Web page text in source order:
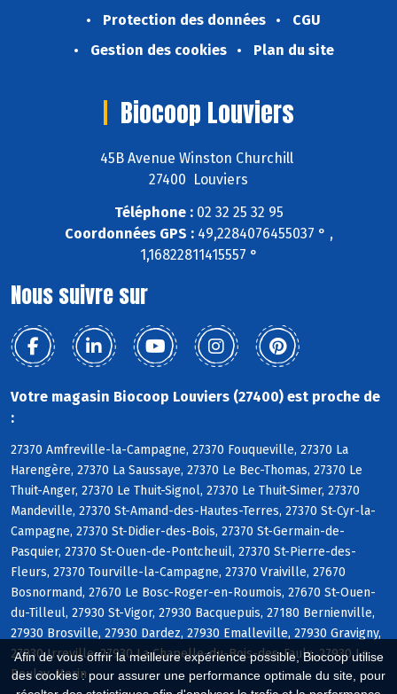
Afin de vous offrir la meilleure expérience possible, Biocoop utilise
des cookies : pour assurer une performance optimale du site, pour
Protection des données
CGU
Gestion des cookies
Plan du site
Biocoop Louviers
45B Avenue Winston Churchill
27400 Louviers
Téléphone :02 32 25 32 95
Coordonnées GPS :49,2284076455037 ° ,
1,16822811415557 °
Nous suivre sur
Votre magasin Biocoop Louviers (27400) est proche de
:
27370 Amfreville-la-Campagne, 27370 Fouqueville, 27370 La
Harengère, 27370 La Saussaye, 27370 Le Bec-Thomas, 27370 Le
Thuit-Anger, 27370 Le Thuit-Signol, 27370 Le Thuit-Simer, 27370
Mandeville, 27370 St-Amand-des-Hautes-Terres, 27370 St-Cyr-la-
Campagne, 27370 St-Didier-des-Bois, 27370 St-Germain-de-
Pasquier, 27370 St-Ouen-de-Pontcheuil, 27370 St-Pierre-des-
Fleurs, 27370 Tourville-la-Campagne, 27370 Vraiville, 27670
Bosnormand, 27670 Le Bosc-Roger-en-Roumois, 27670 St-Ouen-
du-Tilleul, 27930 St-Vigor, 27930 Bacquepuis, 27180 Bernienville,
27930 Brosville, 27930 Dardez, 27930 Emalleville, 27930 Gravigny,
27930 Irreville, 27930 La Chapelle-du-Bois-des-Faulx, 27930 Le
Boulay-Morin